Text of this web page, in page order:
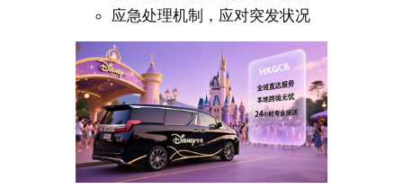
应急处理机制，应对突发状况